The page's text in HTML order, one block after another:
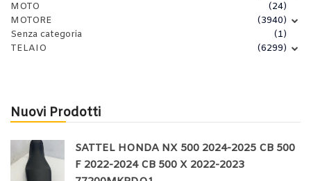
MOTO
(24)
MOTORE
(3940)
Senza categoria
(1)
TELAIO
(6299)
Nuovi Prodotti
SATTEL HONDA NX 500 2024-2025 CB 500
F 2022-2024 CB 500 X 2022-2023